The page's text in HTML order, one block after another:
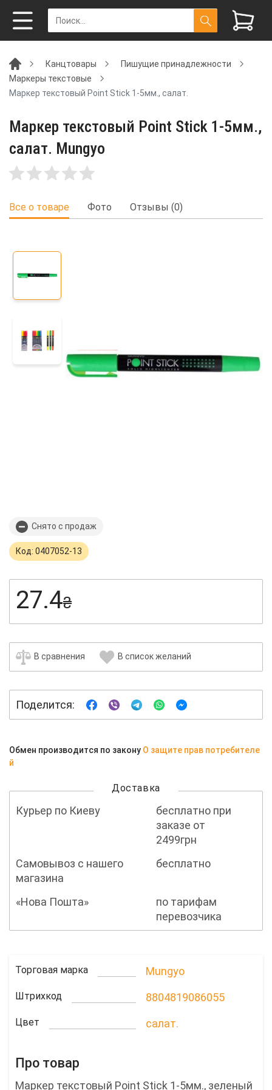
Канцтовары
Пишущие принадлежности
Маркеры текстовые
Маркер текстовый Point Stick 1-5мм., салат.
Маркер текстовый Point Stick 1-5мм.,
салат. Mungyo
Все о товаре Фото Отзывы (0)
Снято с продаж
Код: 0407052-13
27.4₴
В сравнения В список желаний
Поделится:
Обмен производится по закону О защите прав потребителе
й
Доставка
Курьер по Киеву
бесплатно при
заказе от
2499грн
Самовывоз с нашего
магазина
бесплатно
«Нова Пошта»
по тарифам
перевозчика
Торговая марка Mungyo
Штрихкод 8804819086055
Цвет салат.
Про товар
Маркер текстовый Point Stick 1-5мм., зеленый